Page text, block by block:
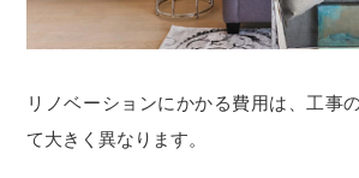
リノベーションにかかる費用は、工事
て大きく異なります。